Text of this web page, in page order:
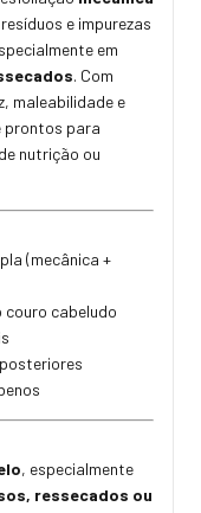
e impurezas
em
. Com
maleabilidade e
prontos para
nutrição ou
(mecânica +
couro cabeludo
, especialmente
ressecados ou